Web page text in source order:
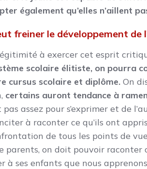
également qu’elles n’aillent
freiner le développement de
à exercer cet esprit
scolaire élitiste, on pourra
cursus scolaire et diplôme. On
certains auront tendance à
assez pour s’exprimer et de
à raconter ce qu’ils ont
de tous les points de
parents, on doit pouvoir raconter
à ses enfants que nous